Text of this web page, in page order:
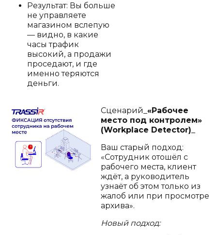
Результат: Вы больше
не управляете
магазином вслепую
— видно, в какие
часы трафик
высокий, а продажи
проседают, и где
именно теряются
деньги.
Сценарий_ «Рабочее
место под контролем»
(Workplace Detector)
Ваш старый подход:
«Сотрудник отошёл с
рабочего места, клиент
ждёт, а руководитель
узнаёт об этом только из
жалоб или при просмотре
архива».
Новый подход: